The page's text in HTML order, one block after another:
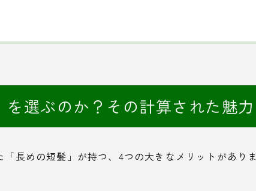
選ぶのか？その計算された魅力
長めの短髪」が持つ、4つの大きなメリットがありま